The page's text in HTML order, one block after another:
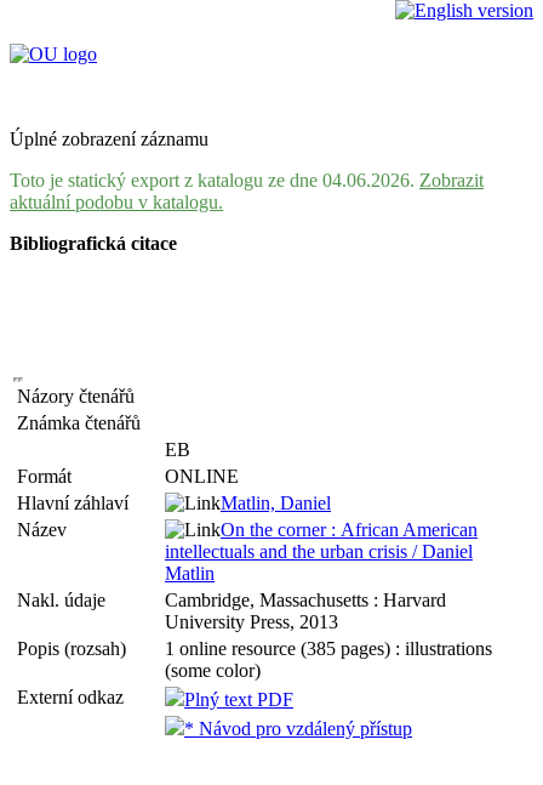
Úplné zobrazení záznamu
Toto je statický export z katalogu ze dne 04.06.2026. Zobrazit
aktuální podobu v katalogu.
Bibliografická citace
Názory čtenářů
Známka čtenářů
EB
Formát
ONLINE
Hlavní záhlaví
Matlin, Daniel
Název
On the corner : African American
intellectuals and the urban crisis / Daniel
Matlin
Nakl. údaje
Cambridge, Massachusetts : Harvard
University Press, 2013
Popis (rozsah)
1 online resource (385 pages) : illustrations
(some color)
Externí odkaz
Plný text PDF
* Návod pro vzdálený přístup